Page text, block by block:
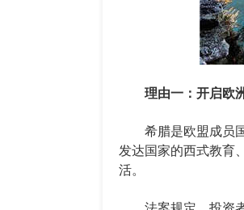
理由一：开启欧
希腊是欧盟成员国
发达国家的西式教育
活。